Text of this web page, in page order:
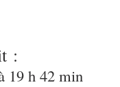
:
19 h 42 min